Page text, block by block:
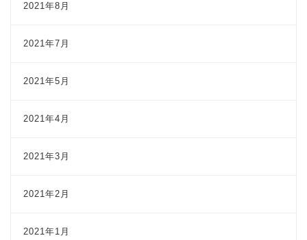
2021年8月
2021年7月
2021年5月
2021年4月
2021年3月
2021年2月
2021年1月